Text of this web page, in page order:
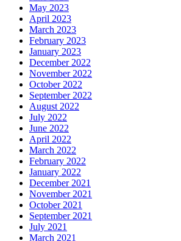
May 2023
April 2023
March 2023
February 2023
January 2023
December 2022
November 2022
October 2022
September 2022
August 2022
July 2022
June 2022
April 2022
March 2022
February 2022
January 2022
December 2021
November 2021
October 2021
September 2021
July 2021
March 2021